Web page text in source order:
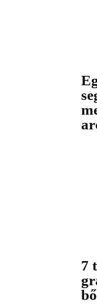
7